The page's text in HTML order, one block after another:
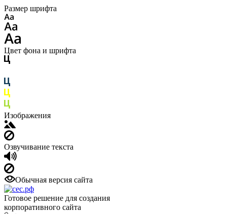
Размер шрифта
Цвет фона и шрифта
Изображения
Озвучивание текста
Обычная версия сайта
Готовое решение для создания
корпоративного сайта